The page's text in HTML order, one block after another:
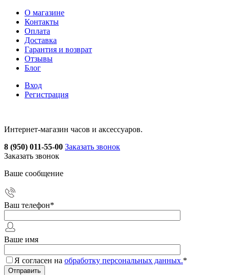
О магазине
Контакты
Оплата
Доставка
Гарантия и возврат
Отзывы
Блог
Вход
Регистрация
Интернет-магазин часов и аксессуаров.
8 (950) 011-55-00 Заказать звонок
Заказать звонок
Ваше сообщение
Ваш телефон*
Ваше имя
Я согласен на обработку персональных данных.*